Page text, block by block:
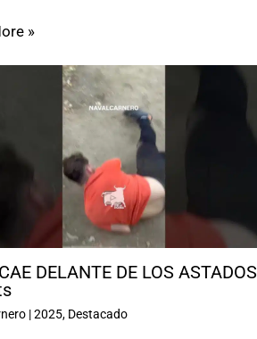
»
DELANTE DE LOS ASTADOS
|2025, Destacado